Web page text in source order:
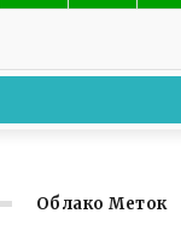
Облако Меток